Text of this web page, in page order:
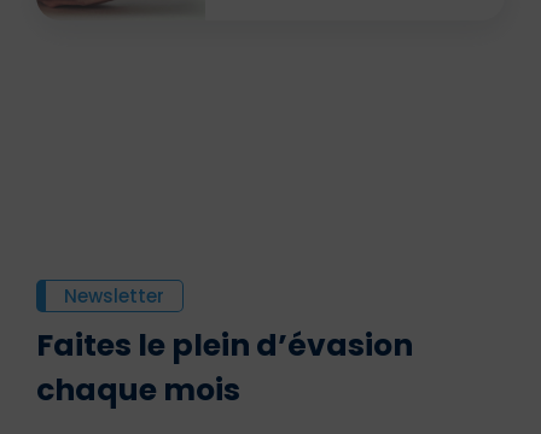
Newsletter
Faites le plein d’évasion
chaque mois